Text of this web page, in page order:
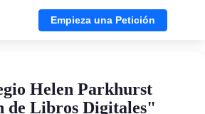
Empieza una Petición
Helen Parkhurst
de Libros Digitales"